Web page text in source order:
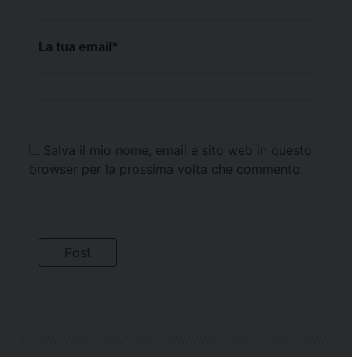
La tua email*
Salva il mio nome, email e sito web in questo
browser per la prossima volta che commento.